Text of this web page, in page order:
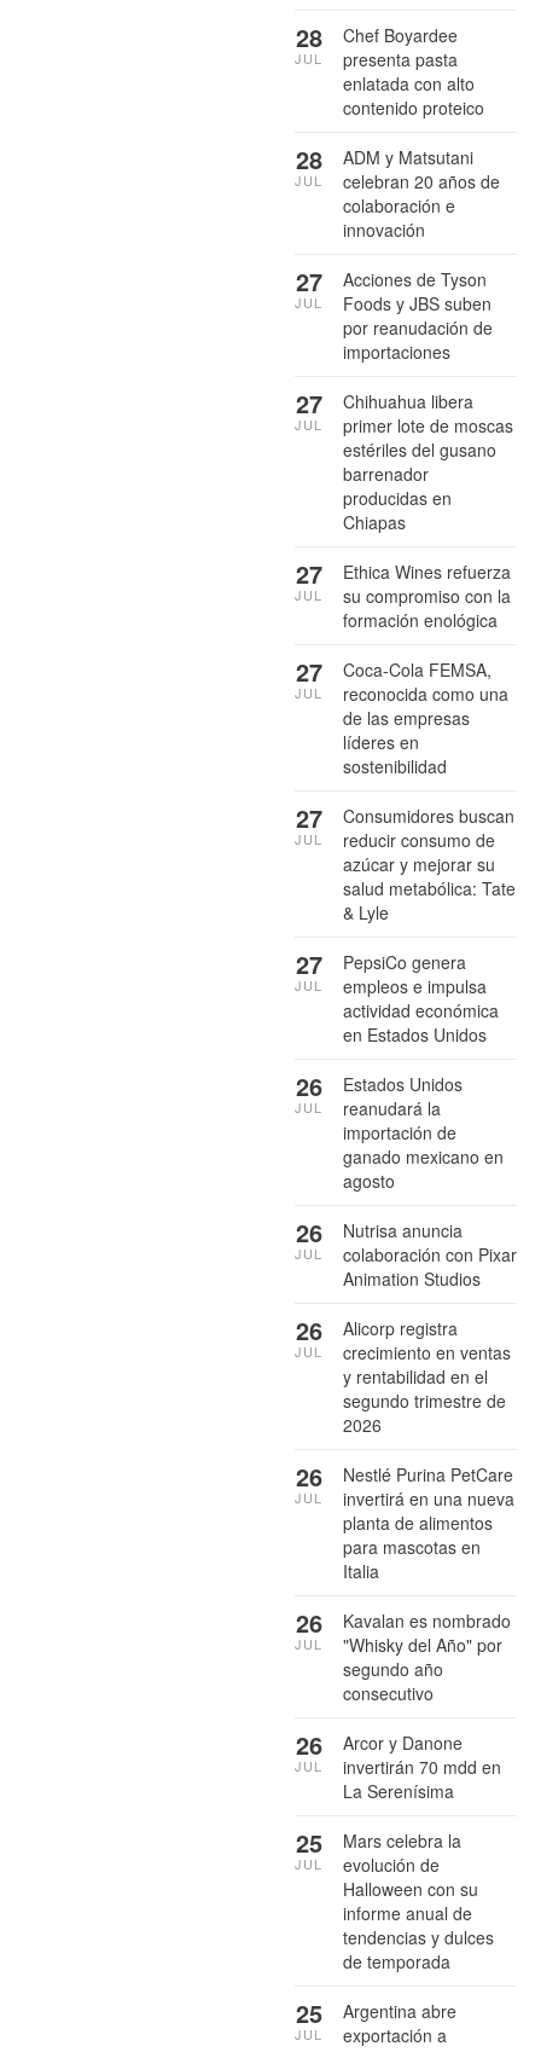
Chef Boyardee
presenta pasta
enlatada con alto
contenido proteico
28
JUL
ADM y Matsutani
celebran 20 años de
colaboración e
innovación
28
JUL
Acciones de Tyson
Foods y JBS suben
por reanudación de
importaciones
27
JUL
Chihuahua libera
primer lote de moscas
estériles del gusano
barrenador
producidas en
Chiapas
27
JUL
Ethica Wines refuerza
su compromiso con la
formación enológica
27
JUL
Coca-Cola FEMSA,
reconocida como una
de las empresas
líderes en
sostenibilidad
27
JUL
Consumidores buscan
reducir consumo de
azúcar y mejorar su
salud metabólica: Tate
& Lyle
27
JUL
PepsiCo genera
empleos e impulsa
actividad económica
en Estados Unidos
27
JUL
Estados Unidos
reanudará la
importación de
ganado mexicano en
agosto
26
JUL
Nutrisa anuncia
colaboración con Pixar
Animation Studios
26
JUL
Alicorp registra
crecimiento en ventas
y rentabilidad en el
segundo trimestre de
2026
26
JUL
Nestlé Purina PetCare
invertirá en una nueva
planta de alimentos
para mascotas en
Italia
26
JUL
Kavalan es nombrado
"Whisky del Año" por
segundo año
consecutivo
26
JUL
Arcor y Danone
invertirán 70 mdd en
La Serenísima
26
JUL
Mars celebra la
evolución de
Halloween con su
informe anual de
tendencias y dulces
de temporada
25
JUL
Argentina abre
exportación a
25
JUL